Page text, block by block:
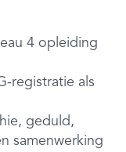
4 opleiding
registratie als
geduld,
samenwerking